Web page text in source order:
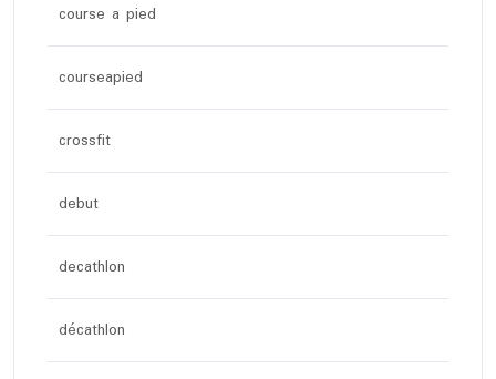
course a pied
courseapied
crossfit
debut
decathlon
décathlon